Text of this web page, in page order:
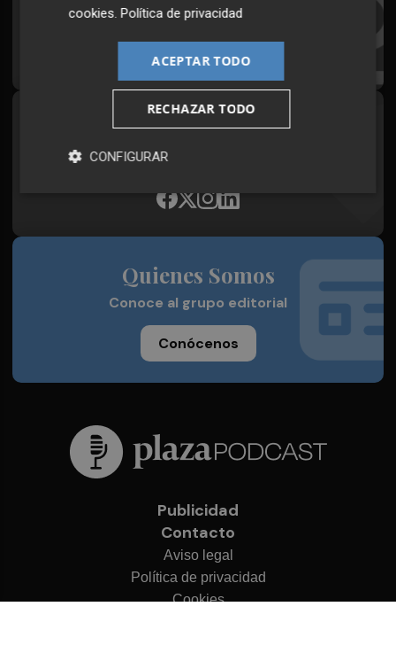
Todos los días a primera hora en tu email
Síguenos en redes
Plaza Podcast, desde cualquier medio
Quienes Somos
Conoce al grupo editorial
Conócenos
Publicidad
Contacto
Aviso legal
Política de privacidad
Cookies
cookies.Política de privacidad
ACEPTAR TODO
RECHAZAR TODO
CONFIGURAR